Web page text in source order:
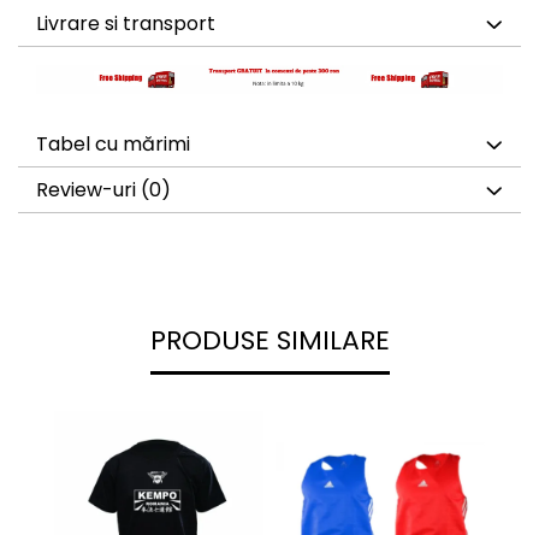
Shakere
Proteine & Aminoacizi
Suplimente pt Masa Musculara
Creatina
Vitamine/Minerale
Medicina Sportiva/Recuperare
Livrare si transport
Tabel cu mărimi
Review-uri (0)
PRODUSE SIMILARE